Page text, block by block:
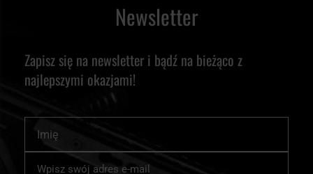
Newsletter
Zapisz się na newsletter i bądź na bieżąco z
najlepszymi okazjami!